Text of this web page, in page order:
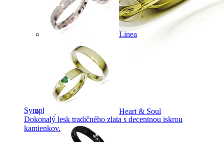
Symphony
Dokonalý lesk tradičného zlata s decentnou iskrou
kamienkov.
Linea
Heart & Soul